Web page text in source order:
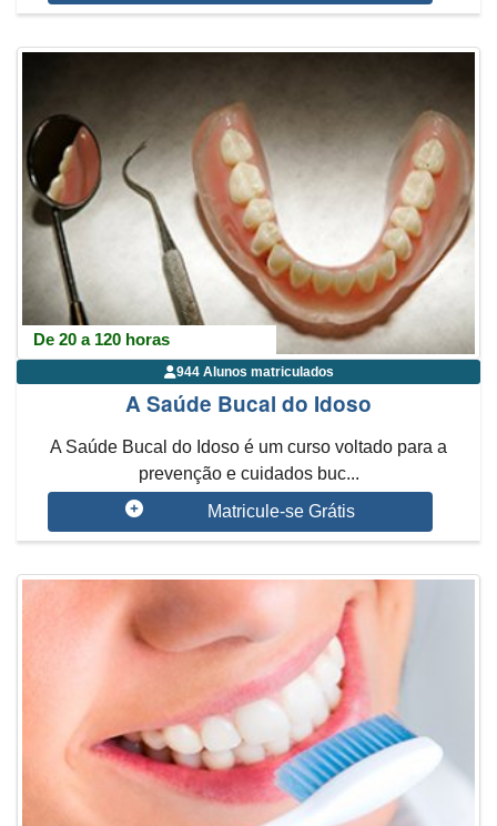
De 20 a 120 horas
944 Alunos matriculados
A Saúde Bucal do Idoso
A Saúde Bucal do Idoso é um curso voltado para a
prevenção e cuidados buc...
Matricule-se Grátis